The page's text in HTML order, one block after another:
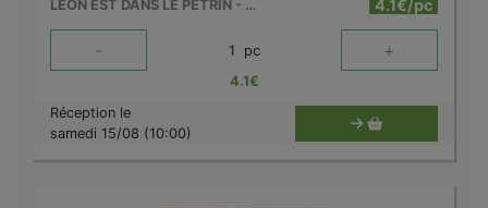
LÉON EST DANS LE PÉTRIN - MOUSCRON 4.1€/pc
- 1 pc +
4.1€
Réception le
samedi 15/08 (10:00)